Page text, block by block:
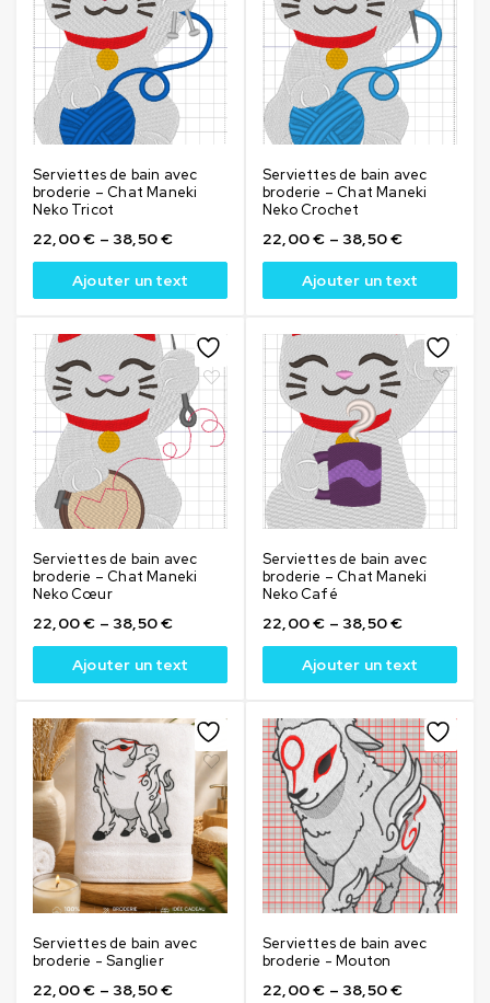
Serviettes de bain avec
broderie – Chat Maneki
Neko Tricot
22,00€ – 38,50€
Ajouter un text
Serviettes de bain avec
broderie – Chat Maneki
Neko Crochet
22,00€ – 38,50€
Ajouter un text
Serviettes de bain avec
broderie – Chat Maneki
Neko Cœur
22,00€ – 38,50€
Ajouter un text
Serviettes de bain avec
broderie – Chat Maneki
Neko Café
22,00€ – 38,50€
Ajouter un text
Serviettes de bain avec
broderie - Sanglier
22,00€ – 38,50€
Serviettes de bain avec
broderie - Mouton
22,00€ – 38,50€